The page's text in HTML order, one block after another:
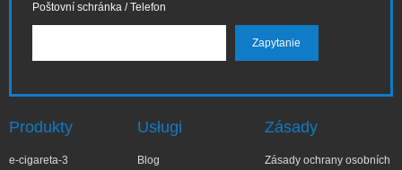
Poštovní schránka / Telefon
Produkty
e-cigareta-3
Usługi
Blog
Zásady
Zásady ochrany osobních